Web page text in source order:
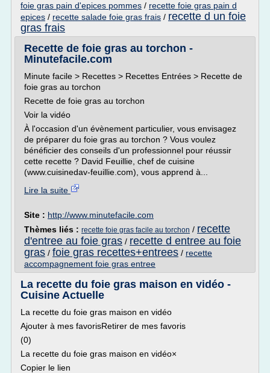
foie gras pain d'epices pommes / recette foie gras pain d
epices / recette salade foie gras frais / recette d un foie
gras frais
Recette de foie gras au torchon -
Minutefacile.com
Minute facile > Recettes > Recettes Entrées > Recette de
foie gras au torchon
Recette de foie gras au torchon
Voir la vidéo
À l'occasion d'un évènement particulier, vous envisagez
de préparer du foie gras au torchon ? Vous voulez
bénéficier des conseils d'un professionnel pour réussir
cette recette ? David Feuillie, chef de cuisine
(www.cuisinedav-feuillie.com), vous apprend à...
Lire la suite
Site : http://www.minutefacile.com
Thèmes liés : recette foie gras facile au torchon / recette
d'entree au foie gras / recette d entree au foie
gras / foie gras recettes+entrees / recette
accompagnement foie gras entree
La recette du foie gras maison en vidéo -
Cuisine Actuelle
La recette du foie gras maison en vidéo
Ajouter à mes favorisRetirer de mes favoris
(0)
La recette du foie gras maison en vidéo×
Copier le lien